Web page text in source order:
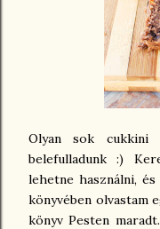
Olyan sok cukkini
belefulladunk :)
lehetne használni,
könyvében olvastam
könyv Pesten